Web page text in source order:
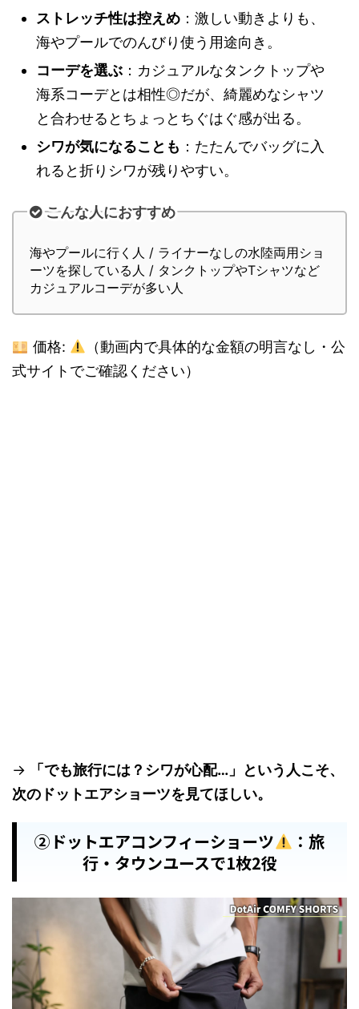
ストレッチ性は控えめ ：激しい動きよりも、
海やプールでのんびり使う用途向き。
コーデを選ぶ ：カジュアルなタンクトップや
海系コーデとは相性◎だが、綺麗めなシャツ
と合わせるとちょっとちぐはぐ感が出る。
シワが気になることも ：たたんでバッグに入
れると折りシワが残りやすい。
こんな人におすすめ
海やプールに行く人 / ライナーなしの水陸両用ショ
ーツを探している人 / タンクトップやTシャツなど
カジュアルコーデが多い人
価格:
（動画内で具体的な金額の明言なし・公
式サイトでご確認ください）
→
「でも旅行には？シワが心配…」という人こそ、
次のドットエアショーツを見てほしい。
②ドットエアコンフィーショーツ
：旅
行・タウンユースで1枚2役